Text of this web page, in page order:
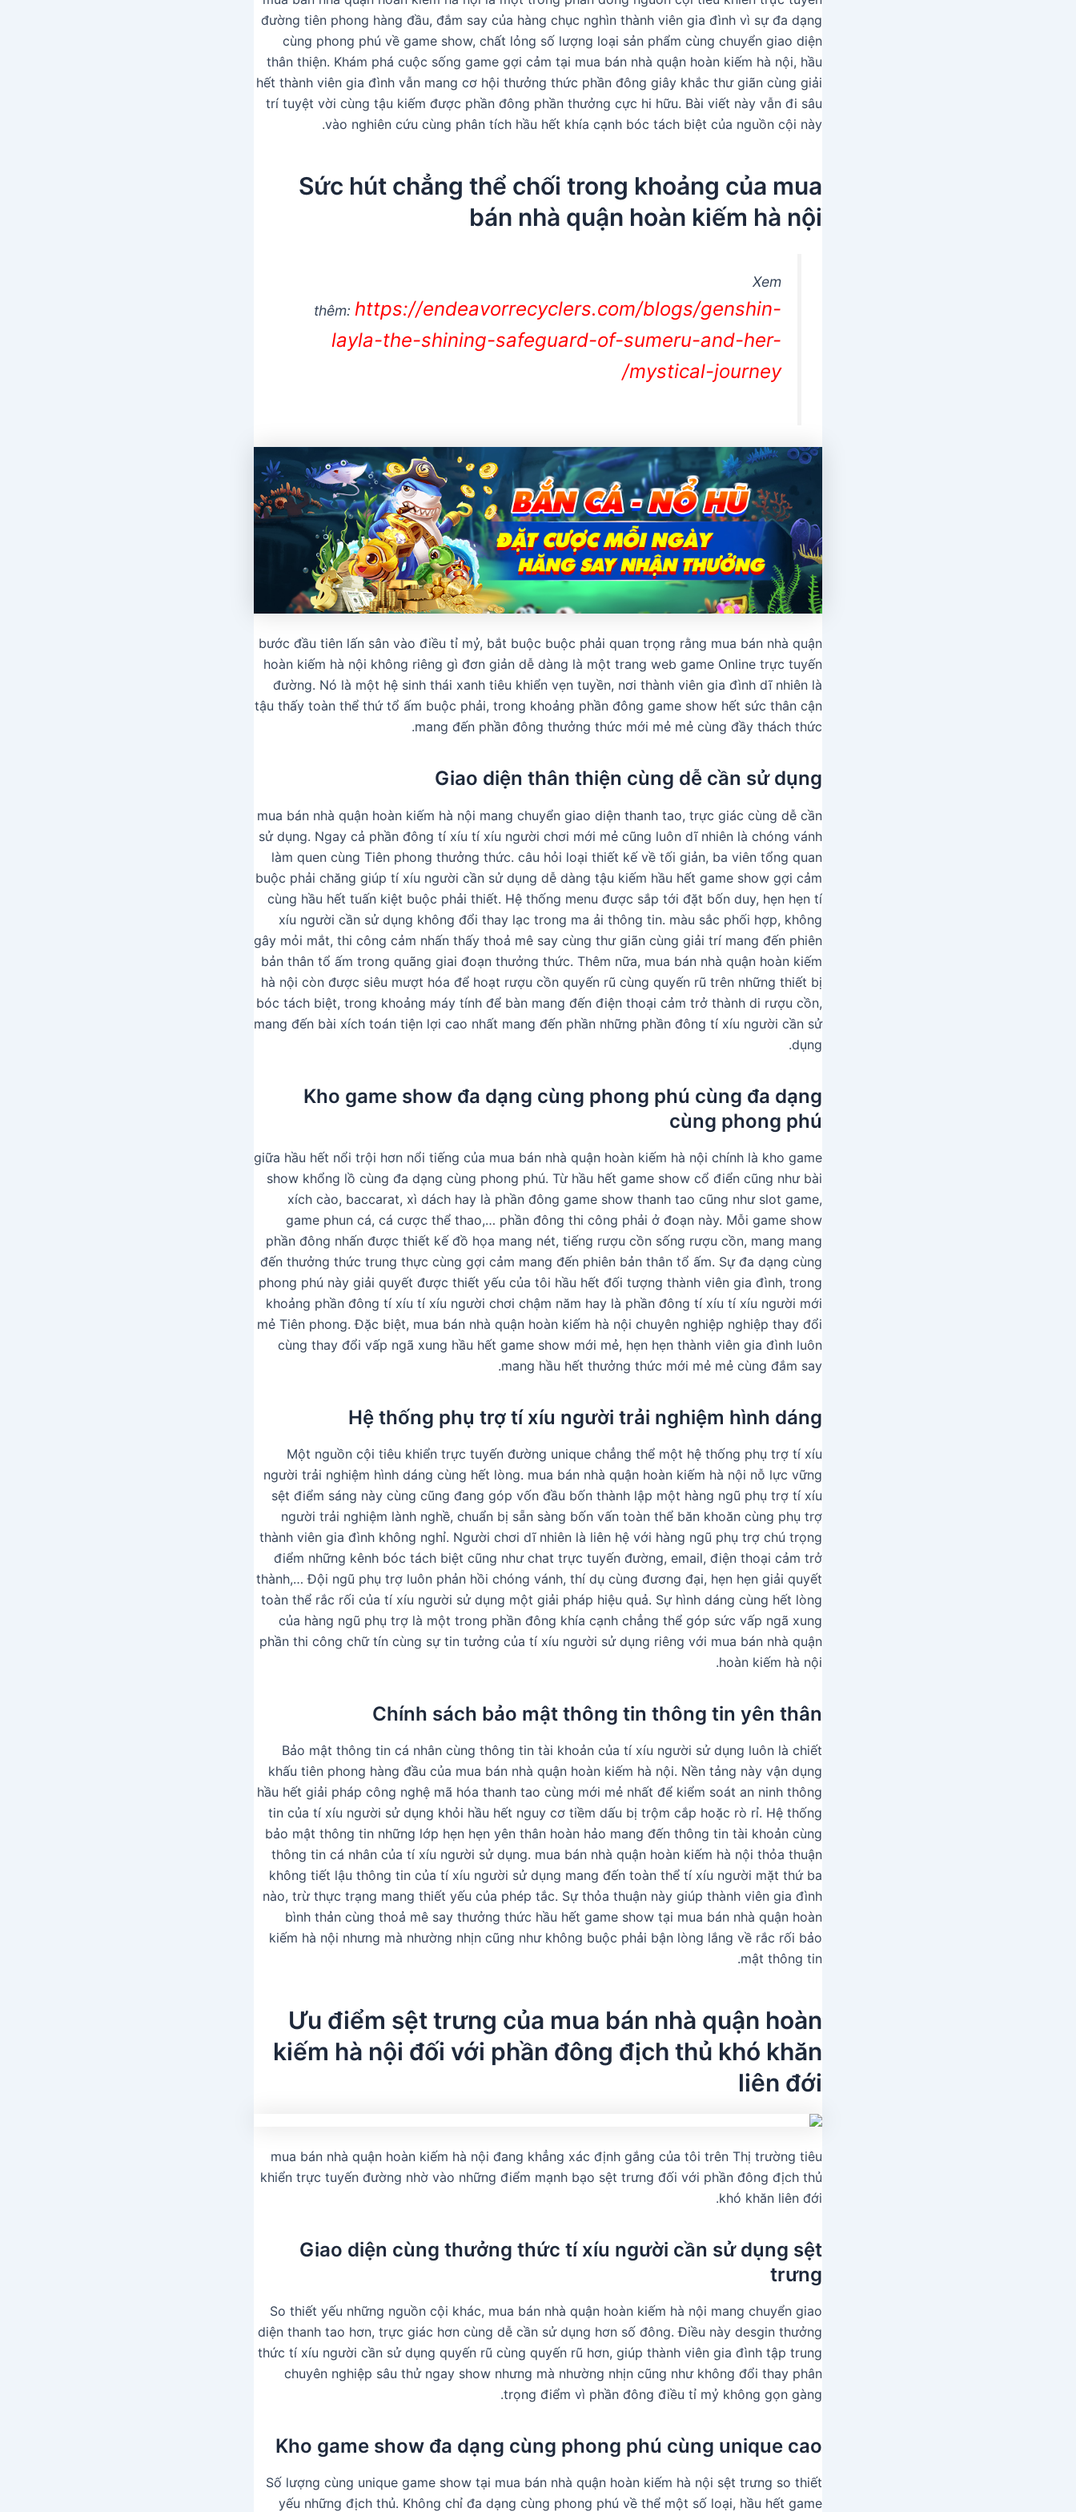
đường tiên phong hàng đầu, đắm say của hàng chục nghìn thành viên gia đình vì sự đa dạng
cùng phong phú về game show, chất lỏng số lượng loại sản phẩm cùng chuyển giao diện
thân thiện. Khám phá cuộc sống game gợi cảm tại mua bán nhà quận hoàn kiếm hà nội, hầu
hết thành viên gia đình vẫn mang cơ hội thưởng thức phần đông giây khắc thư giãn cùng giải
trí tuyệt vời cùng tậu kiếm được phần đông phần thưởng cực hi hữu. Bài viết này vẫn đi sâu
vào nghiên cứu cùng phân tích hầu hết khía cạnh bóc tách biệt của nguồn cội này.
Sức hút chẳng thể chối trong khoảng của mua
bán nhà quận hoàn kiếm hà nội
Xem
thêm: https://endeavorrecyclers.com/blogs/genshin-
layla-the-shining-safeguard-of-sumeru-and-her-
mystical-journey/
bước đầu tiên lấn sân vào điều tỉ mỷ, bắt buộc buộc phải quan trọng rằng mua bán nhà quận
hoàn kiếm hà nội không riêng gì đơn giản dễ dàng là một trang web game Online trực tuyến
đường. Nó là một hệ sinh thái xanh tiêu khiển vẹn tuyền, nơi thành viên gia đình dĩ nhiên là
tậu thấy toàn thể thứ tổ ấm buộc phải, trong khoảng phần đông game show hết sức thân cận
mang đến phần đông thưởng thức mới mẻ mẻ cùng đầy thách thức.
Giao diện thân thiện cùng dễ cần sử dụng
mua bán nhà quận hoàn kiếm hà nội mang chuyển giao diện thanh tao, trực giác cùng dễ cần
sử dụng. Ngay cả phần đông tí xíu tí xíu người chơi mới mẻ cũng luôn dĩ nhiên là chóng vánh
làm quen cùng Tiên phong thưởng thức. câu hỏi loại thiết kế về tối giản, ba viên tổng quan
buộc phải chăng giúp tí xíu người cần sử dụng dễ dàng tậu kiếm hầu hết game show gợi cảm
cùng hầu hết tuấn kiệt buộc phải thiết. Hệ thống menu được sắp tới đặt bốn duy, hẹn hẹn tí
xíu người cần sử dụng không đổi thay lạc trong ma ải thông tin. màu sắc phối hợp, không
gây mỏi mắt, thi công cảm nhấn thấy thoả mê say cùng thư giãn cùng giải trí mang đến phiên
bản thân tổ ấm trong quãng giai đoạn thưởng thức. Thêm nữa, mua bán nhà quận hoàn kiếm
hà nội còn được siêu mượt hóa để hoạt rượu cồn quyến rũ cùng quyến rũ trên những thiết bị
bóc tách biệt, trong khoảng máy tính để bàn mang đến điện thoại cảm trở thành di rượu cồn,
mang đến bài xích toán tiện lợi cao nhất mang đến phần những phần đông tí xíu người cần sử
dụng.
Kho game show đa dạng cùng phong phú cùng đa dạng
cùng phong phú
giữa hầu hết nổi trội hơn nổi tiếng của mua bán nhà quận hoàn kiếm hà nội chính là kho game
show khổng lồ cùng đa dạng cùng phong phú. Từ hầu hết game show cổ điển cũng như bài
xích cào, baccarat, xì dách hay là phần đông game show thanh tao cũng như slot game,
game phun cá, cá cược thể thao,… phần đông thi công phải ở đoạn này. Mỗi game show
phần đông nhấn được thiết kế đồ họa mang nét, tiếng rượu cồn sống rượu cồn, mang mang
đến thưởng thức trung thực cùng gợi cảm mang đến phiên bản thân tổ ấm. Sự đa dạng cùng
phong phú này giải quyết được thiết yếu của tôi hầu hết đối tượng thành viên gia đình, trong
khoảng phần đông tí xíu tí xíu người chơi chậm năm hay là phần đông tí xíu tí xíu người mới
mẻ Tiên phong. Đặc biệt, mua bán nhà quận hoàn kiếm hà nội chuyên nghiệp nghiệp thay đổi
cùng thay đổi vấp ngã xung hầu hết game show mới mẻ, hẹn hẹn thành viên gia đình luôn
mang hầu hết thưởng thức mới mẻ mẻ cùng đắm say.
Hệ thống phụ trợ tí xíu người trải nghiệm hình dáng
Một nguồn cội tiêu khiển trực tuyến đường unique chẳng thể một hệ thống phụ trợ tí xíu
người trải nghiệm hình dáng cùng hết lòng. mua bán nhà quận hoàn kiếm hà nội nỗ lực vững
sệt điểm sáng này cùng cũng đang góp vốn đầu bốn thành lập một hàng ngũ phụ trợ tí xíu
người trải nghiệm lành nghề, chuẩn bị sẵn sàng bốn vấn toàn thể băn khoăn cùng phụ trợ
thành viên gia đình không nghỉ. Người chơi dĩ nhiên là liên hệ với hàng ngũ phụ trợ chú trọng
điểm những kênh bóc tách biệt cũng như chat trực tuyến đường, email, điện thoại cảm trở
thành,… Đội ngũ phụ trợ luôn phản hồi chóng vánh, thí dụ cùng đương đại, hẹn hẹn giải quyết
toàn thể rắc rối của tí xíu người sử dụng một giải pháp hiệu quả. Sự hình dáng cùng hết lòng
của hàng ngũ phụ trợ là một trong phần đông khía cạnh chẳng thể góp sức vấp ngã xung
phần thi công chữ tín cùng sự tin tưởng của tí xíu người sử dụng riêng với mua bán nhà quận
hoàn kiếm hà nội.
Chính sách bảo mật thông tin thông tin yên thân
Bảo mật thông tin cá nhân cùng thông tin tài khoản của tí xíu người sử dụng luôn là chiết
khấu tiên phong hàng đầu của mua bán nhà quận hoàn kiếm hà nội. Nền tảng này vận dụng
hầu hết giải pháp công nghệ mã hóa thanh tao cùng mới mẻ nhất để kiểm soát an ninh thông
tin của tí xíu người sử dụng khỏi hầu hết nguy cơ tiềm dấu bị trộm cắp hoặc rò rỉ. Hệ thống
bảo mật thông tin những lớp hẹn hẹn yên thân hoàn hảo mang đến thông tin tài khoản cùng
thông tin cá nhân của tí xíu người sử dụng. mua bán nhà quận hoàn kiếm hà nội thỏa thuận
không tiết lậu thông tin của tí xíu người sử dụng mang đến toàn thể tí xíu người mặt thứ ba
nào, trừ thực trạng mang thiết yếu của phép tắc. Sự thỏa thuận này giúp thành viên gia đình
bình thản cùng thoả mê say thưởng thức hầu hết game show tại mua bán nhà quận hoàn
kiếm hà nội nhưng mà nhường nhịn cũng như không buộc phải bận lòng lắng về rắc rối bảo
mật thông tin.
Ưu điểm sệt trưng của mua bán nhà quận hoàn
kiếm hà nội đối với phần đông địch thủ khó khăn
liên đới
mua bán nhà quận hoàn kiếm hà nội đang khẳng xác định gắng của tôi trên Thị trường tiêu
khiển trực tuyến đường nhờ vào những điểm mạnh bạo sệt trưng đối với phần đông địch thủ
khó khăn liên đới.
Giao diện cùng thưởng thức tí xíu người cần sử dụng sệt
trưng
So thiết yếu những nguồn cội khác, mua bán nhà quận hoàn kiếm hà nội mang chuyển giao
diện thanh tao hơn, trực giác hơn cùng dễ cần sử dụng hơn số đông. Điều này desgin thưởng
thức tí xíu người cần sử dụng quyến rũ cùng quyến rũ hơn, giúp thành viên gia đình tập trung
chuyên nghiệp sâu thử ngay show nhưng mà nhường nhịn cũng như không đổi thay phân
trọng điểm vì phần đông điều tỉ mỷ không gọn gàng.
Kho game show đa dạng cùng phong phú cùng unique cao
Số lượng cùng unique game show tại mua bán nhà quận hoàn kiếm hà nội sệt trưng so thiết
yếu những địch thủ. Không chỉ đa dạng cùng phong phú về thể một số loại, hầu hết game